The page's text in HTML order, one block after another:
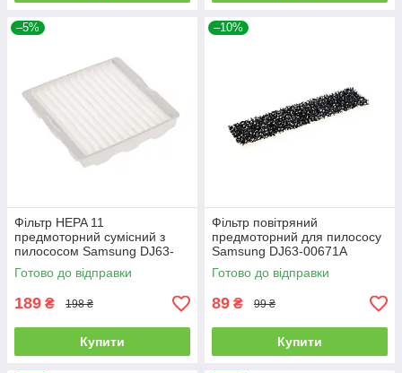
–5%
Фільтр HEPA 11
предмоторний сумісний з
пилососом Samsung DJ63-
00539A
Готово до відправки
189 ₴ 198 ₴
Купити
–10%
Фільтр повітряний
предмоторний для пилососу
Samsung DJ63-00671A
Готово до відправки
89 ₴ 99 ₴
Купити